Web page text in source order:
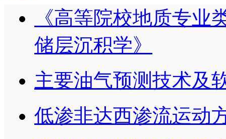
《高等院校地质专业
储层沉积学》
主要油气预测技术及
低渗非达西渗流运动